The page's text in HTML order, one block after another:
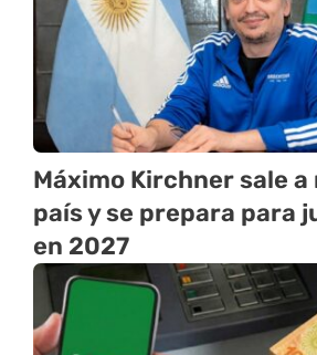
Máximo Kirchner sale
país y se prepara para
en 2027